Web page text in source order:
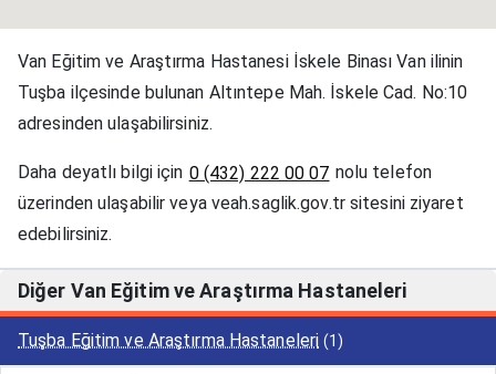
Van Eğitim ve Araştırma Hastanesi İskele Binası Van ilinin
Tuşba ilçesinde bulunan Altıntepe Mah. İskele Cad. No:10
adresinden ulaşabilirsiniz.
Daha deyatlı bilgi için 0 (432) 222 00 07 nolu telefon
üzerinden ulaşabilir veya veah.saglik.gov.tr sitesini ziyaret
edebilirsiniz.
Diğer Van Eğitim ve Araştırma Hastaneleri
Tuşba Eğitim ve Araştırma Hastaneleri (1)